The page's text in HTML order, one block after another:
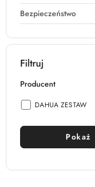
Bezpieczeństwo
Filtruj
Producent
Producent:
DAHUA ZESTAW
Pokaż